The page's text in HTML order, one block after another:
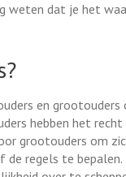
dat je het
en grootouders
hebben het
grootouders om
regels te